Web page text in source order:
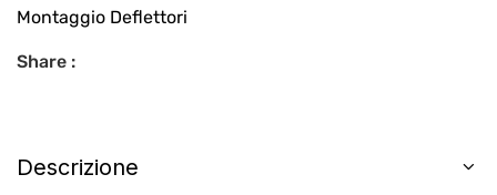
Montaggio Deflettori
Share :
Descrizione